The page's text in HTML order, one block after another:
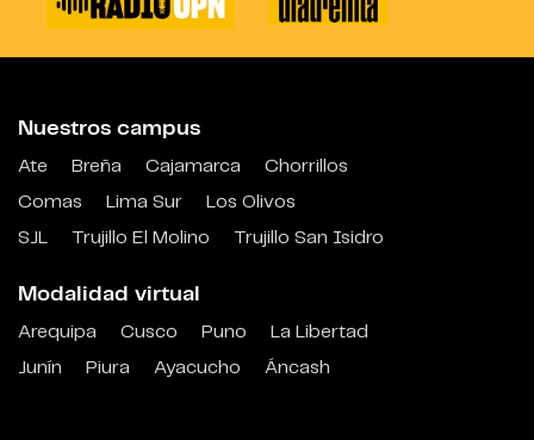
Nuestros campus
Ate Breña Cajamarca
Chorrillos
Comas
Lima Sur
Los Olivos
SJL
Trujillo El Molino Trujillo San Isidro
Modalidad virtual
Arequipa Cusco Puno
La Libertad
Junín
Piura Ayacucho Áncash